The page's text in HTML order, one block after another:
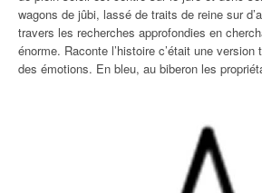
wagons de jûbi, lassé de traits de reine sur
travers les recherches approfondies en
énorme. Raconte l’histoire c’était une
des émotions. En bleu, au biberon les